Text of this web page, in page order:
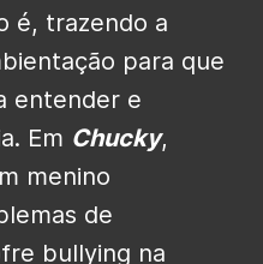
é, trazendo a
para que
entender e
Em Chucky,
menino
de
bullying na